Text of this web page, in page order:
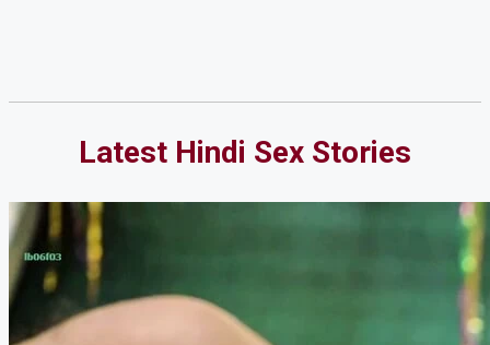
Latest Hindi Sex Stories